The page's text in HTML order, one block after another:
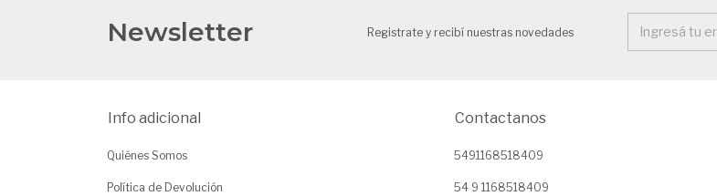
Newsletter Registrate y recibí nuestras novedades
Info adicional
Quiénes Somos
Política de Devolución
Contactanos
5491168518409
54 9 1168518409